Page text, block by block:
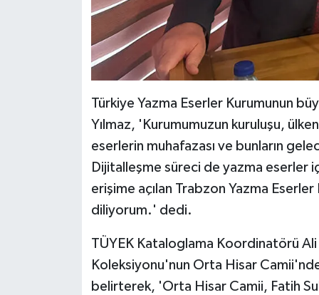
Türkiye Yazma Eserler Kurumunun
Yılmaz, 'Kurumumuzun kuruluşu,
eserlerin muhafazası ve bunların
Dijitalleşme süreci de yazma eserler
erişime açılan Trabzon Yazma
diliyorum.' dedi.
TÜYEK Kataloglama Koordinatörü
Koleksiyonu'nun Orta Hisar
belirterek, 'Orta Hisar Camii, Fatih
Diyarbakır Müftülüğü
Düzce Müftülüğü
Edirne Müftülüğü
Elazığ Müftülüğü
Erzincan Müftülüğü
Erzurum Müftülüğü
Gaziantep Müftülüğü
İhtida Haberleri